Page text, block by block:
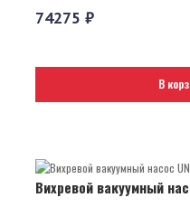
74275 ₽
В
Вихревой вакуумный